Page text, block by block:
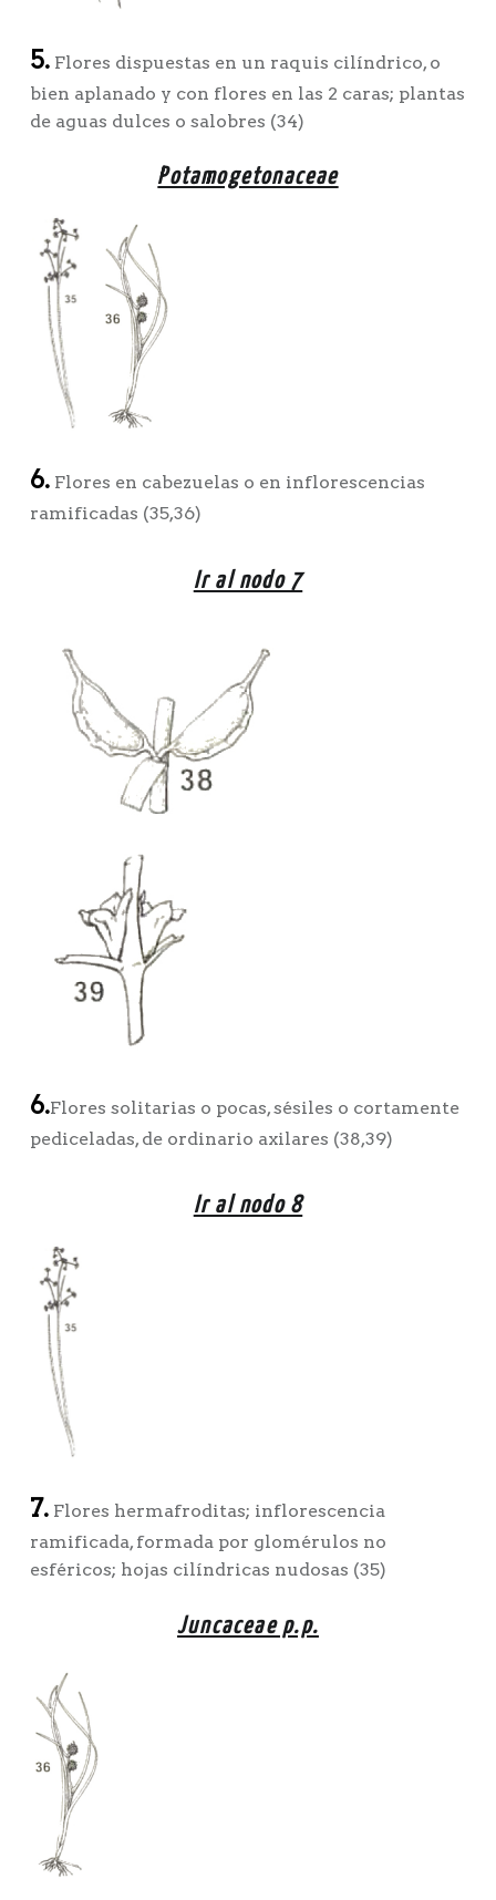
5.Flores dispuestas en un raquis cilíndrico, o
bien aplanado y con flores en las 2 caras; plantas
de aguas dulces o salobres (34)
Potamogetonaceae
6.Flores en cabezuelas o en inflorescencias
ramificadas (35,36)
Ir al nodo 7
6.Flores solitarias o pocas, sésiles o cortamente
pediceladas, de ordinario axilares (38,39)
Ir al nodo 8
7.Flores hermafroditas; inflorescencia
ramificada, formada por glomérulos no
esféricos; hojas cilíndricas nudosas (35)
Juncaceae p.p.